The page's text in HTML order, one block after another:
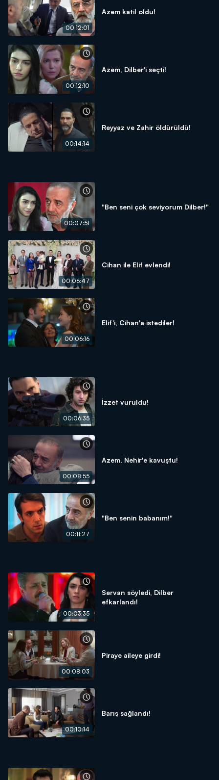
00:12:01
Azem katil oldu!
00:12:10
Azem, Dilber'i seçti!
00:14:14
Reyyaz ve Zahir öldürüldü!
00:07:51
"Ben seni çok seviyorum Dilber!"
00:06:47
Cihan ile Elif evlendi!
00:06:16
Elif'i, Cihan'a istediler!
00:06:35
İzzet vuruldu!
00:08:55
Azem, Nehir'e kavuştu!
00:11:27
"Ben senin babanım!"
00:03:35
Servan söyledi, Dilber
efkarlandı!
00:08:03
Piraye aileye girdi!
00:10:14
Barış sağlandı!